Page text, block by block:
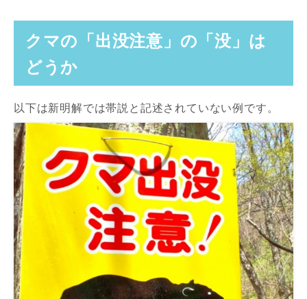
クマの「出没注意」の「没」は
どうか
以下は新明解では帯説と記述されていない例です。